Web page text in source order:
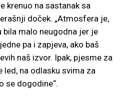
krenuo na sastanak sa
doček. „Atmosfera je,
malo neugodna jer je
pa i zapjeva, ako baš
naš izvor. Ipak, pjesme za
led, na odlasku svima za
se dogodine“.